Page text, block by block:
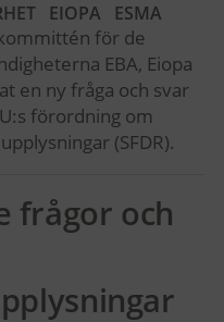
EIOPA ESMA
för de
EBA, Eiopa
en ny fråga och svar
förordning om
(SFDR).
frågor och